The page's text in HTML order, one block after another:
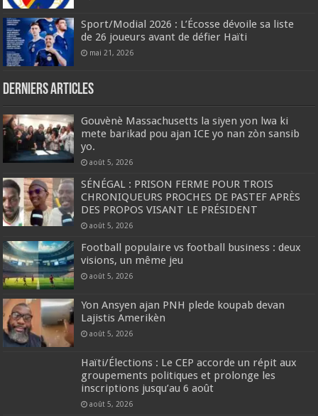
Sport/Modial 2026 : L’Écosse dévoile sa liste
de 26 joueurs avant de défier Haïti
mai 21, 2026
Derniers articles
Gouvènè Massachusetts la siyen yon lwa ki
mete barikad pou ajan ICE yo nan zòn sansib
yo.
août 5, 2026
SÉNÉGAL : PRISON FERME POUR TROIS
CHRONIQUEURS PROCHES DE PASTEF APRÈS
DES PROPOS VISANT LE PRÉSIDENT
août 5, 2026
Football populaire vs football business : deux
visions, un même jeu
août 5, 2026
Yon Ansyen ajan PNH plede koupab devan
Lajistis Amerikèn
août 5, 2026
Haïti/Élections : Le CEP accorde un répit aux
groupements politiques et prolonge les
inscriptions jusqu’au 6 août
août 5, 2026